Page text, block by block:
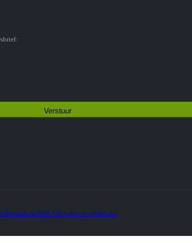
Heatmedia.nl 2024. Alle rechten voorbehouden